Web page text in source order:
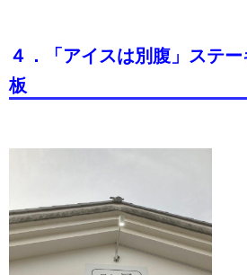
４．「アイスは別腹」ステ
板